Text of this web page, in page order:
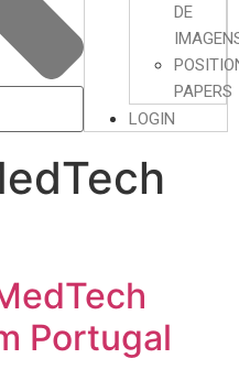
DE
PAPERS
LOGIN
Portugal